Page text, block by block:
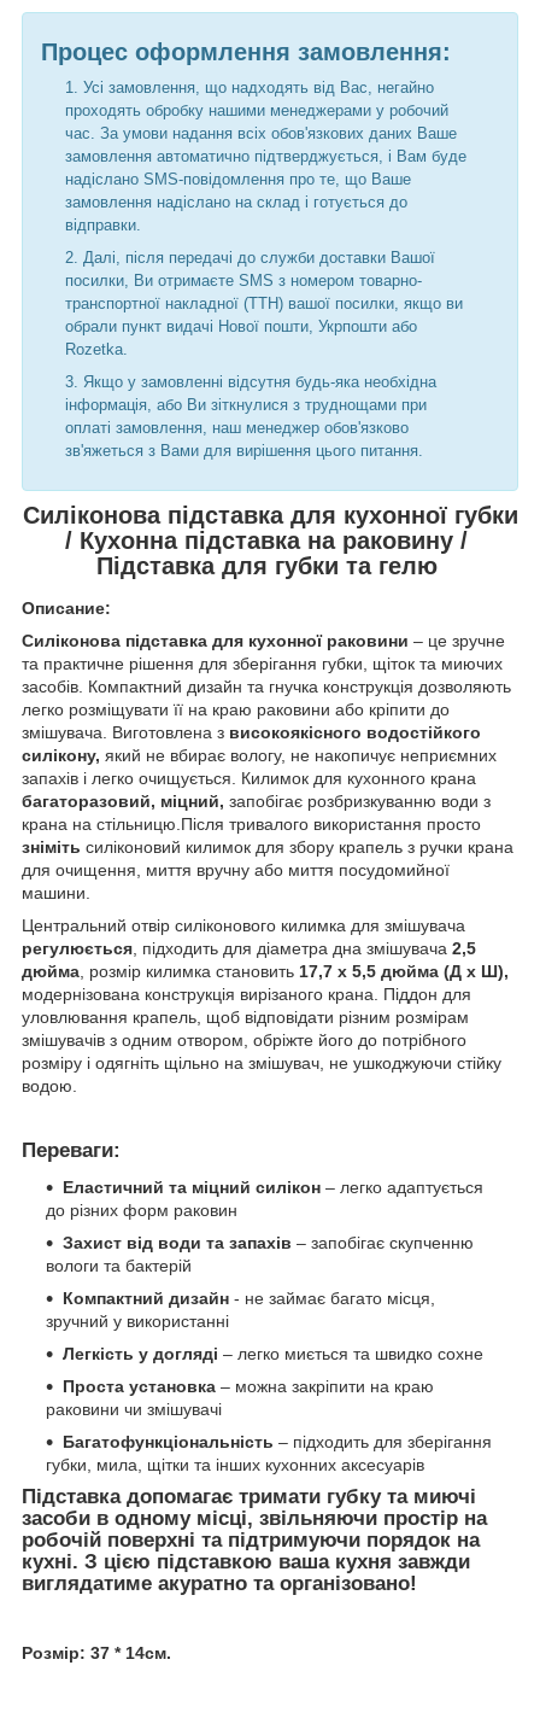
Процес оформлення замовлення:
Усі замовлення, що надходять від Вас, негайно
проходять обробку нашими менеджерами у робочий
час. За умови надання всіх обов'язкових даних Ваше
замовлення автоматично підтверджується, і Вам буде
надіслано SMS-повідомлення про те, що Ваше
замовлення надіслано на склад і готується до
відправки.
Далі, після передачі до служби доставки Вашої
посилки, Ви отримаєте SMS з номером товарно-
транспортної накладної (ТТН) вашої посилки, якщо ви
обрали пункт видачі Нової пошти, Укрпошти або
Rozetka.
Якщо у замовленні відсутня будь-яка необхідна
інформація, або Ви зіткнулися з труднощами при
оплаті замовлення, наш менеджер обов'язково
зв'яжеться з Вами для вирішення цього питання.
Силіконова підставка для кухонної губки
/ Кухонна підставка на раковину /
Підставка для губки та гелю
Описание:
Силіконова підставка для кухонної раковини – це зручне
та практичне рішення для зберігання губки, щіток та миючих
засобів. Компактний дизайн та гнучка конструкція дозволяють
легко розміщувати її на краю раковини або кріпити до
змішувача. Виготовлена ​​з високоякісного водостійкого
силікону, який не вбирає вологу, не накопичує неприємних
запахів і легко очищується. Килимок для кухонного крана
багаторазовий, міцний, запобігає розбризкуванню води з
крана на стільницю.Після тривалого використання просто
зніміть силіконовий килимок для збору крапель з ручки крана
для очищення, миття вручну або миття посудомийної
машини.
Центральний отвір силіконового килимка для змішувача
регулюється, підходить для діаметра дна змішувача 2,5
дюйма, розмір килимка становить 17,7 x 5,5 дюйма (Д x Ш),
модернізована конструкція вирізаного крана. Піддон для
уловлювання крапель, щоб відповідати різним розмірам
змішувачів з одним отвором, обріжте його до потрібного
розміру і одягніть щільно на змішувач, не ушкоджуючи стійку
водою.
Переваги:
Еластичний та міцний силікон – легко адаптується
до різних форм раковин
Захист від води та запахів – запобігає скупченню
вологи та бактерій
Компактний дизайн - не займає багато місця,
зручний у використанні
Легкість у догляді – легко миється та швидко сохне
Проста установка – можна закріпити на краю
раковини чи змішувачі
Багатофункціональність – підходить для зберігання
губки, мила, щітки та інших кухонних аксесуарів
Підставка допомагає тримати губку та миючі
засоби в одному місці, звільняючи простір на
робочій поверхні та підтримуючи порядок на
кухні. З цією підставкою ваша кухня завжди
виглядатиме акуратно та організовано!
Розмір: 37 * 14см.